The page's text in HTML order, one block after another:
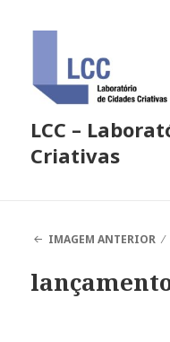
LCC –
Criativas
IMAGEM ANTERIOR